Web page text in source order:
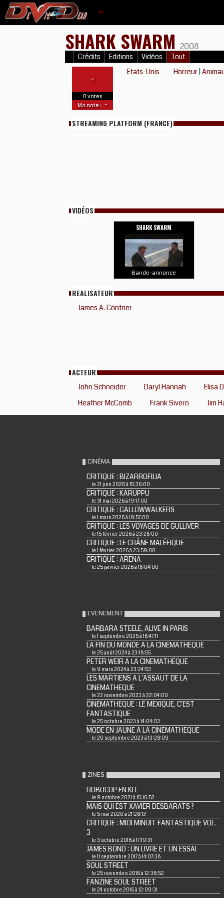
SHARK SWARM 2008
Crédits Editions Vidéos Tout
-
0 votes
Ma note : -
Etats-Unis Horreur |
STREAMING PLATFORM (FRANCE)
VIDÉOS
SHARK SWARM
Bande-annonce
REALISATEUR
James A. Contner
ACTEUR
John Schneider Daryl Hannah
Elisa
Heather McComb
Frank Sivero Jim
CINÉMA
CRITIQUE : BIZARROFILIA
le 21 juin 2026 à 15:36:00
CRITIQUE : KARUPPU
le 31 mai 2026 à 19:17:00
CRITIQUE : GALLOWWALKERS
le 1 mars 2026 à 19:57:00
CRITIQUE : LES VOYAGES DE GULLIVER
le 15 février 2026 à 23:28:00
CRITIQUE : LE CRÂNE MALÉFIQUE
le 1 février 2026 à 23:59:00
CRITIQUE : ARENA
le 25 janvier 2026 à 18:04:00
EVENEMENT
BARBARA STEELE, ALIVE IN PARIS
le 1 septembre 2025 à 18:47:11
LA FIN DU MONDE A LA CINEMATHEQUE
le 25 août 2024 à 23:18:55
PETER WEIR A LA CINEMATHEQUE
le 9 mars 2024 à 23:24:53
LES MARTIENS A L'ASSAUT DE LA
CINEMATHEQUE
le 22 novembre 2023 à 22:04:00
CINEMATHEQUE : LE MEXIQUE, C'EST
FANTASTIQUE
le 25 octobre 2023 à 14:04:03
MODE EN JAUNE A LA CINEMATHEQUE
le 20 septembre 2023 à 13:28:09
ZINES
ROBOCOP EN KIT
le 9 octobre 2021 à 15:16:52
MAIS QUI EST XAVIER DESBARATS ?
le 5 mai 2020 à 21:28:13
CRITIQUE : MIDI MINUIT FANTASTIQUE VOL.
3
le 3 octobre 2018 à 17:19:31
JAMES BOND : UN LIVRE ET UN ESSAI
le 11 septembre 2017 à 14:07:38
SOUL STREET
le 25 novembre 2016 à 12:38:52
FANZINE SOUL STREET
le 24 octobre 2016 à 12:09:31